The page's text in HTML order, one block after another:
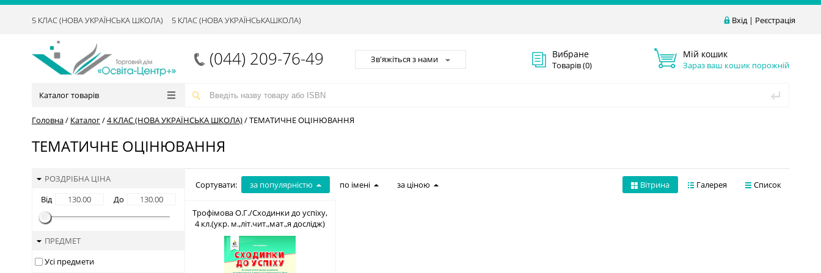
Вхід| Реєстрація
5 КЛАС (НОВА УКРАЇНСЬКА ШКОЛА) 5 КЛАС (НОВА УКРАЇНСЬКАШКОЛА)
(044) 209-76-49 Зв'яжіться з нами Вибране
Товарів (0)
Мій кошик
Зараз ваш кошик порожній
Каталог товарів
Головна/ Каталог/4 КЛАС (НОВА УКРАЇНСЬКА ШКОЛА)/ТЕМАТИЧНЕ ОЦІНЮВАННЯ
ТЕМАТИЧНЕ ОЦІНЮВАННЯ
РОЗДРІБНА ЦІНА
Від
До
ПРЕДМЕТ
Усі предмети
Список
Галерея
Вітрина
Сортувати: за популярністю по імені за ціною
Трофімова О.Г./Сходинки до успіху,
4 кл.(укр. м.,літ.чит.,мат.,я дослідж)
ISBN 978-966-983-245-0